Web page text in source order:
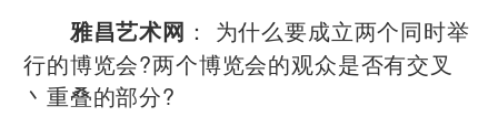
雅昌艺术网 ： 为什么要成立两个同时举
行的博览会?两个博览会的观众是否有交叉
丶重叠的部分?